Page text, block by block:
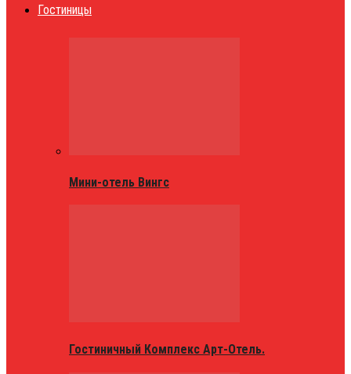
Гостиницы
Мини-отель Вингс
Гостиничный Комплекс Арт-Отель.